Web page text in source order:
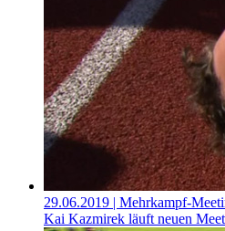
29.06.2019 | Mehrkampf-
Kai Kazmirek läuft neuen